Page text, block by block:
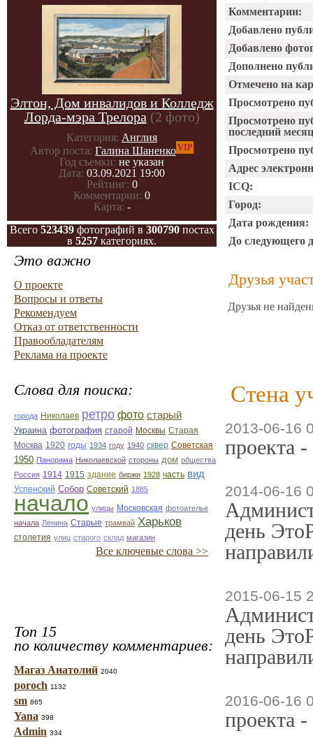
Элтон, Дом инвалидов и Колледж
Лорда-мэра Трелора (2 фото)
Категория: Англия
Автор поста: Галина ШаненкоVIP
Год съемки: не указан
Дата: 03.09.2021 19:00
Рейтинг: 0
Комментарии: 0
Карта: -
Всего 523439фотографий в 300790постах
в 5257 категориях.
Это важно
О проекте
Вопросы и ответы
Рекомендуем
Отказ от ответственности
Правообладателям
Реклама на проекте
Слова для поиска:
города Николаев ретро фото старый
Украина фотография старой Москвы Старая
Москва 1920 годы 1934 году 1940 сквер Советская
1950 Панорама Николаевской стороны дом общества
Россия 1914 1915 здание биржи 1928 часть вид
Успенский Собор Советский 1885
начало улицы Московская фотоателье
начала Ленина Старые трамвай Харьков
столетия улиц старого склад магазин
Все ключевые слова >>
Топ 15
по количеству комментариев:
Магаз Анатолий 2040
poroch 1132
sm 865
Yana 398
Admin 334
Комментарии:
Добавлено
Добавлено
Дополнено
Отмечено на
Просмотрено
Просмотрено
последний
Просмотрено
Адрес
ICQ:
Город:
Дата рождения:
До следующего
Друзья
Друзья не
Стена
2013-06-16
проекта
2014-06-16
день
2015-06-15
день
2016-06-16
проекта